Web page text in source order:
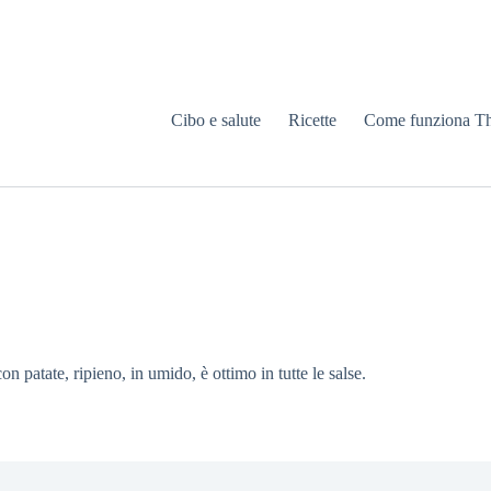
Cibo e salute Ricette Come funziona
patate, ripieno, in umido, è ottimo in tutte le salse.